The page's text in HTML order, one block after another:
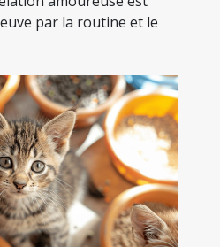
par la routine et le